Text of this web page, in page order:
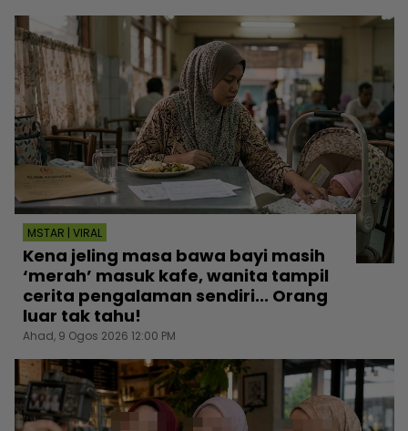
MSTAR | VIRAL
Kena jeling masa bawa bayi masih
‘merah’ masuk kafe, wanita tampil
cerita pengalaman sendiri... Orang
luar tak tahu!
Ahad, 9 Ogos 2026 12:00 PM